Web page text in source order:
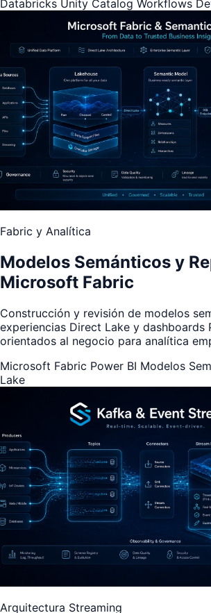
Databricks Unity Catalog Workflows
Fabric y Analítica
Modelos Semánticos y
Microsoft Fabric
Construcción y revisión de modelos
experiencias Direct Lake y dashboards
orientados al negocio para analítica
Microsoft Fabric Power BI Modelos
Lake
Arquitectura Streaming